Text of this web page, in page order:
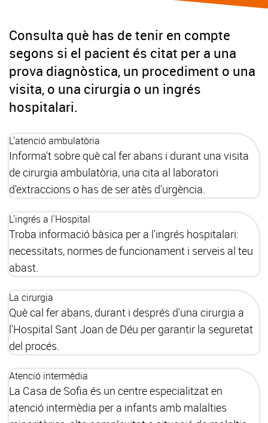
Consulta què has de tenir en compte
segons si el pacient és citat per a una
prova diagnòstica, un procediment o una
visita, o una cirurgia o un ingrés
hospitalari.
L'atenció ambulatòria
Informa't sobre què cal fer abans i durant una visita
de cirurgia ambulatòria, una cita al laboratori
d'extraccions o has de ser atès d'urgència.
L'ingrés a l'Hospital
Troba informació bàsica per a l'ingrés hospitalari:
necessitats, normes de funcionament i serveis al teu
abast.
La cirurgia
Què cal fer abans, durant i després d'una cirurgia a
l'Hospital Sant Joan de Déu per garantir la seguretat
del procés.
Atenció intermèdia
La Casa de Sofia és un centre especialitzat en
atenció intermèdia per a infants amb malalties